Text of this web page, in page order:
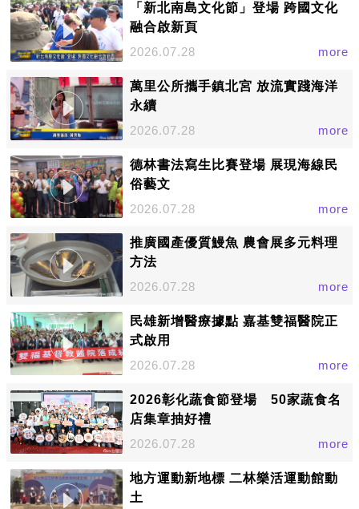
「新北南島文化節」登場 跨國文化
融合啟新頁
2026.07.28
more
萬里公所攜手鎮北宮 放流實踐海洋
永續
2026.07.28
more
德林書法寫生比賽登場 展現海線民
俗藝文
2026.07.28
more
推廣國產優質鰻魚 農會展多元料理
方法
2026.07.28
more
民雄新增醫療據點 嘉基雙福醫院正
式啟用
2026.07.28
more
2026彰化蔬食節登場 50家蔬食名
店集章抽好禮
2026.07.28
more
地方運動新地標 二林樂活運動館動
土